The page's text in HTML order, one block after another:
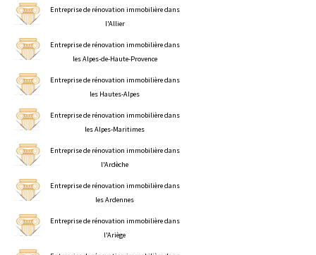
Entreprise de rénovation immobilière dans
l'Allier
Entreprise de rénovation immobilière dans
les Alpes-de-Haute-Provence
Entreprise de rénovation immobilière dans
les Hautes-Alpes
Entreprise de rénovation immobilière dans
les Alpes-Maritimes
Entreprise de rénovation immobilière dans
l'Ardèche
Entreprise de rénovation immobilière dans
les Ardennes
Entreprise de rénovation immobilière dans
l'Ariège